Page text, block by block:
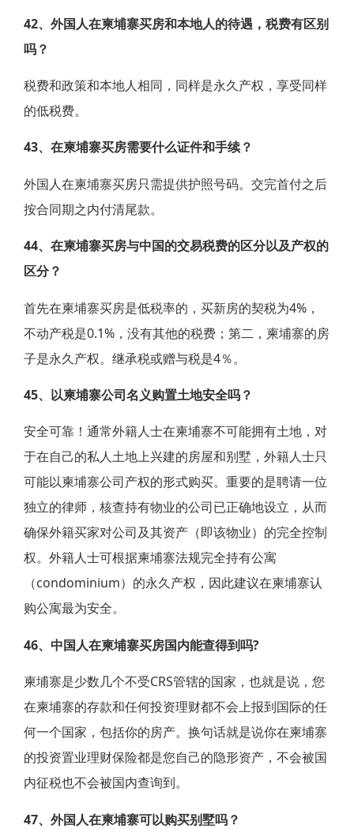
42、外国人在柬埔寨买房和本地人的待遇，税费有区别
吗？
税费和政策和本地人相同，同样是永久产权，享受同样
的低税费。
43、在柬埔寨买房需要什么证件和手续？
外国人在柬埔寨买房只需提供护照号码。交完首付之后
按合同期之内付清尾款。
44、在柬埔寨买房与中国的交易税费的区分以及产权的
区分？
首先在柬埔寨买房是低税率的，买新房的契税为4%，
不动产税是0.1%，没有其他的税费；第二，柬埔寨的房
子是永久产权。继承税或赠与税是4％。
45、以柬埔寨公司名义购置土地安全吗？
安全可靠！通常外籍人士在柬埔寨不可能拥有土地，对
于在自己的私人土地上兴建的房屋和别墅，外籍人士只
可能以柬埔寨公司产权的形式购买。重要的是聘请一位
独立的律师，核查持有物业的公司已正确地设立，从而
确保外籍买家对公司及其资产（即该物业）的完全控制
权。外籍人士可根据柬埔寨法规完全持有公寓
（condominium）的永久产权，因此建议在柬埔寨认
购公寓最为安全。
46、中国人在柬埔寨买房国内能查得到吗?
柬埔寨是少数几个不受CRS管辖的国家，也就是说，您
在柬埔寨的存款和任何投资理财都不会上报到国际的任
何一个国家，包括你的房产。换句话就是说你在柬埔寨
的投资置业理财保险都是您自己的隐形资产，不会被国
内征税也不会被国内查询到。
47、外国人在柬埔寨可以购买别墅吗？